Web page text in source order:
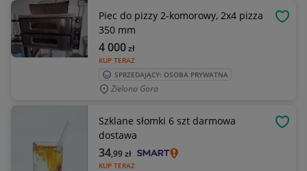
Piec do pizzy 2-komorowy, 2x4 pizza
350 mm
KUP TERAZ
4 000zł
SPRZEDAJĄCY: OSOBA PRYWATNA
Zielona Gora
Szklane słomki 6 szt darmowa
dostawa
KUP TERAZ
34,99zł